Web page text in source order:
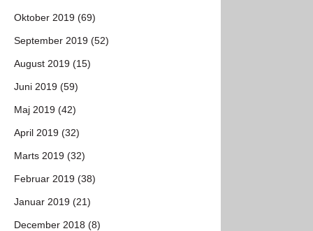
Oktober 2019 (69)
September 2019 (52)
August 2019 (15)
Juni 2019 (59)
Maj 2019 (42)
April 2019 (32)
Marts 2019 (32)
Februar 2019 (38)
Januar 2019 (21)
December 2018 (8)